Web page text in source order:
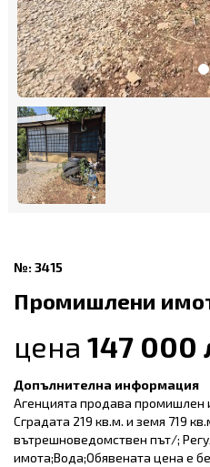
№: 3415
Промишлени
цена 147 000
Допълнителна информация
Агенцията продава промишлен
Сградата 219 кв.м. и земя 719
вътрешноведомствен път/;
имота;Вода;Обявената цена е